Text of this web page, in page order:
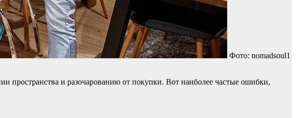
Фото: nomadsoul1
пространства и разочарованию от покупки. Вот наиболее частые ошибки,